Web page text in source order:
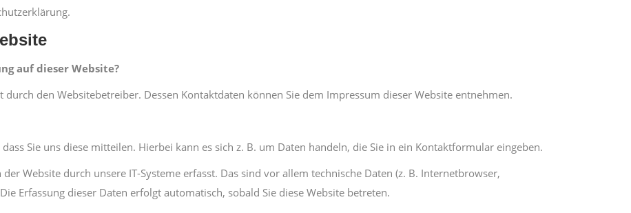
auf dieser Website?
den Websitebetreiber. Dessen Kontaktdaten können Sie dem Impressum dieser Website entnehmen.
Sie uns diese mitteilen. Hierbei kann es sich z. B. um Daten handeln, die Sie in ein Kontaktformular eingeben.
Website durch unsere IT-Systeme erfasst. Das sind vor allem technische Daten (z. B. Internetbrowser,
Erfassung dieser Daten erfolgt automatisch, sobald Sie diese Website betreten.